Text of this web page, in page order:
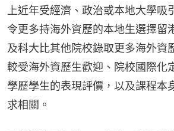
上近年受經濟、政治或本地大學吸
令更多持海外資歷的本地生選擇留
及科大比其他院校錄取更多海外資
較受海外資歷生歡迎、院校國際化
學歷學生的表現評價，以及課程本
求相關。